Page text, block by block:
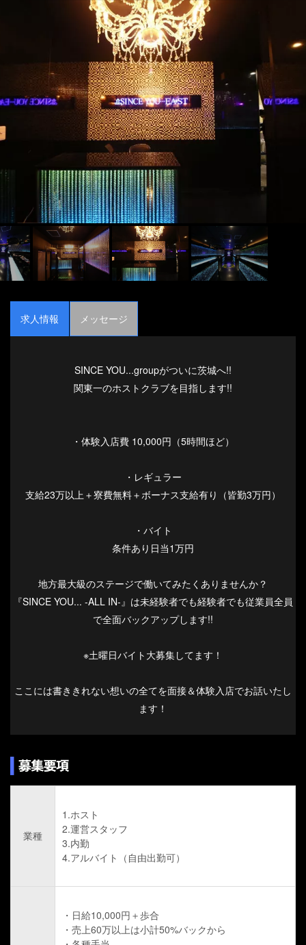
求人情報 メッセージ
SINCE YOU...groupがついに茨城へ!!
関東一のホストクラブを目指します!!
・体験入店費 10,000円（5時間ほど）
・レギュラー
支給23万以上＋寮費無料＋ボーナス支給有り（皆勤3万円）
・バイト
条件あり日当1万円
地方最大級のステージで働いてみたくありませんか？
『SINCE YOU... -ALL IN-』は未経験者でも経験者でも従業員全員
で全面バックアップします!!
※土曜日バイト大募集してます！
ここには書ききれない想いの全てを面接＆体験入店でお話いたし
ます！
業種
1.ホスト
2.運営スタッフ
3.内勤
4.アルバイト（自由出勤可）
・日給10,000円＋歩合
・売上60万以上は小計50%バックから